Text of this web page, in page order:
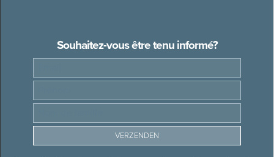
Souhaitez-vous être tenu informé?